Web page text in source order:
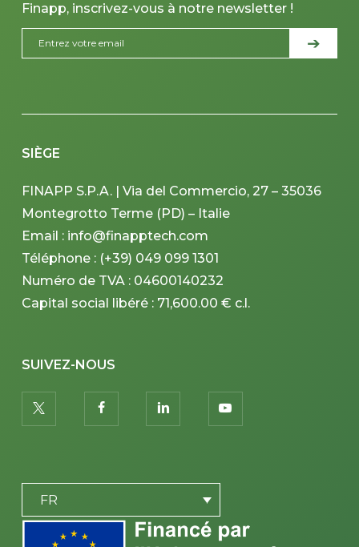
Finapp, inscrivez-vous à notre newsletter !
SIÈGE
FINAPP S.P.A. | Via del Commercio, 27 – 35036
Montegrotto Terme (PD) – Italie
Email : info@finapptech.com
Téléphone : (+39) 049 099 1301
Numéro de TVA : 04600140232
Capital social libéré : 71,600.00 € c.l.
SUIVEZ-NOUS
twitter facebooklinkedin youtube
FR